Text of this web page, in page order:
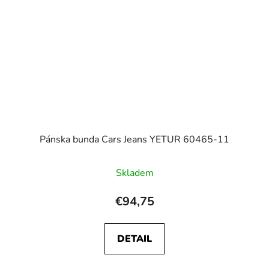
Pánska bunda Cars Jeans YETUR 60465-11
Skladem
€94,75
DETAIL